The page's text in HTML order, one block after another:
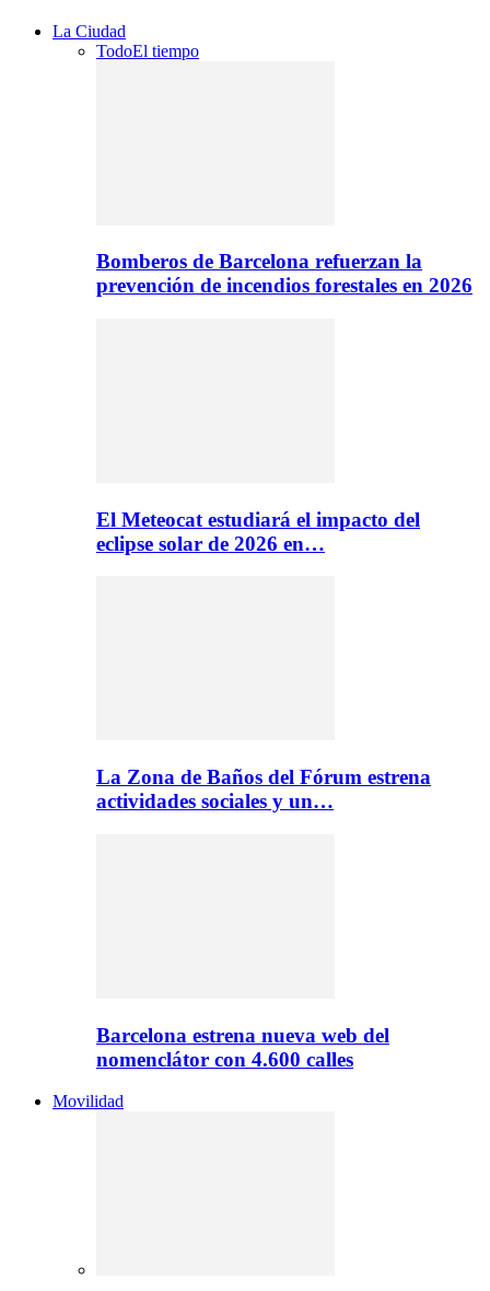
La Ciudad
TodoEl tiempo
Bomberos de Barcelona refuerzan la
prevención de incendios forestales en 2026
El Meteocat estudiará el impacto del
eclipse solar de 2026 en…
La Zona de Baños del Fórum estrena
actividades sociales y un…
Barcelona estrena nueva web del
nomenclátor con 4.600 calles
Movilidad